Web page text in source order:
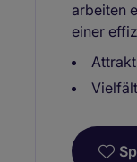
arbeiten
einer